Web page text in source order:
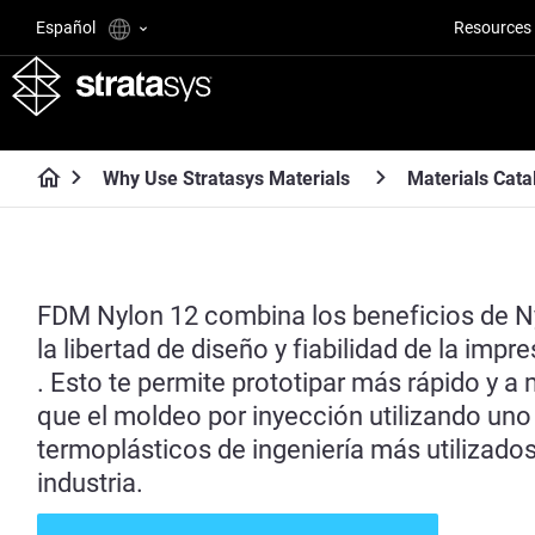
Español Resources
Why Use Stratasys Materials Materials
FDM Nylon 12 combina los beneficios de
la libertad de diseño y fiabilidad de la
. Esto te permite prototipar más rápido y a
que el moldeo por inyección utilizando
termoplásticos de ingeniería más
industria.